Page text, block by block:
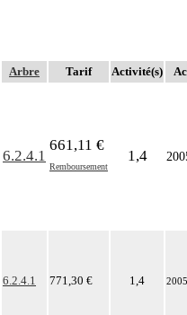
Arbre Tarif Activité(s)
6.2.4.1
661,11 €
Remboursement
1,4
6.2.4.1 771,30 € 1,4 2005